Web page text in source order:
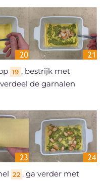
19 , bestrijk met
de garnalen
22 , ga verder met